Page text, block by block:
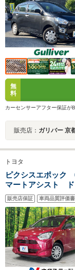
無
料
カーセンサーアフター保証が
販売店： ガリバー 京
トヨタ
ピクシスエポッ
マートアシスト
接続可 地デジTV
ンサー オートハ
販売店保証 車両品質評価